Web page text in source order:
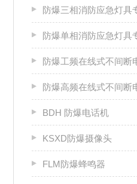
防爆三相消防应急灯具专用应急电源
防爆单相消防应急灯具专用应急电源
防爆工频在线式不间断电源
防爆高频在线式不间断电源
BDH 防爆电话机
KSXD防爆摄像头
FLM防爆蜂鸣器